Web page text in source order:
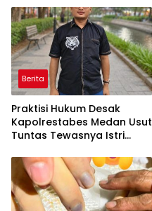
Berita
Praktisi Hukum Desak
Kapolrestabes Medan Usut
Tuntas Tewasnya Istri